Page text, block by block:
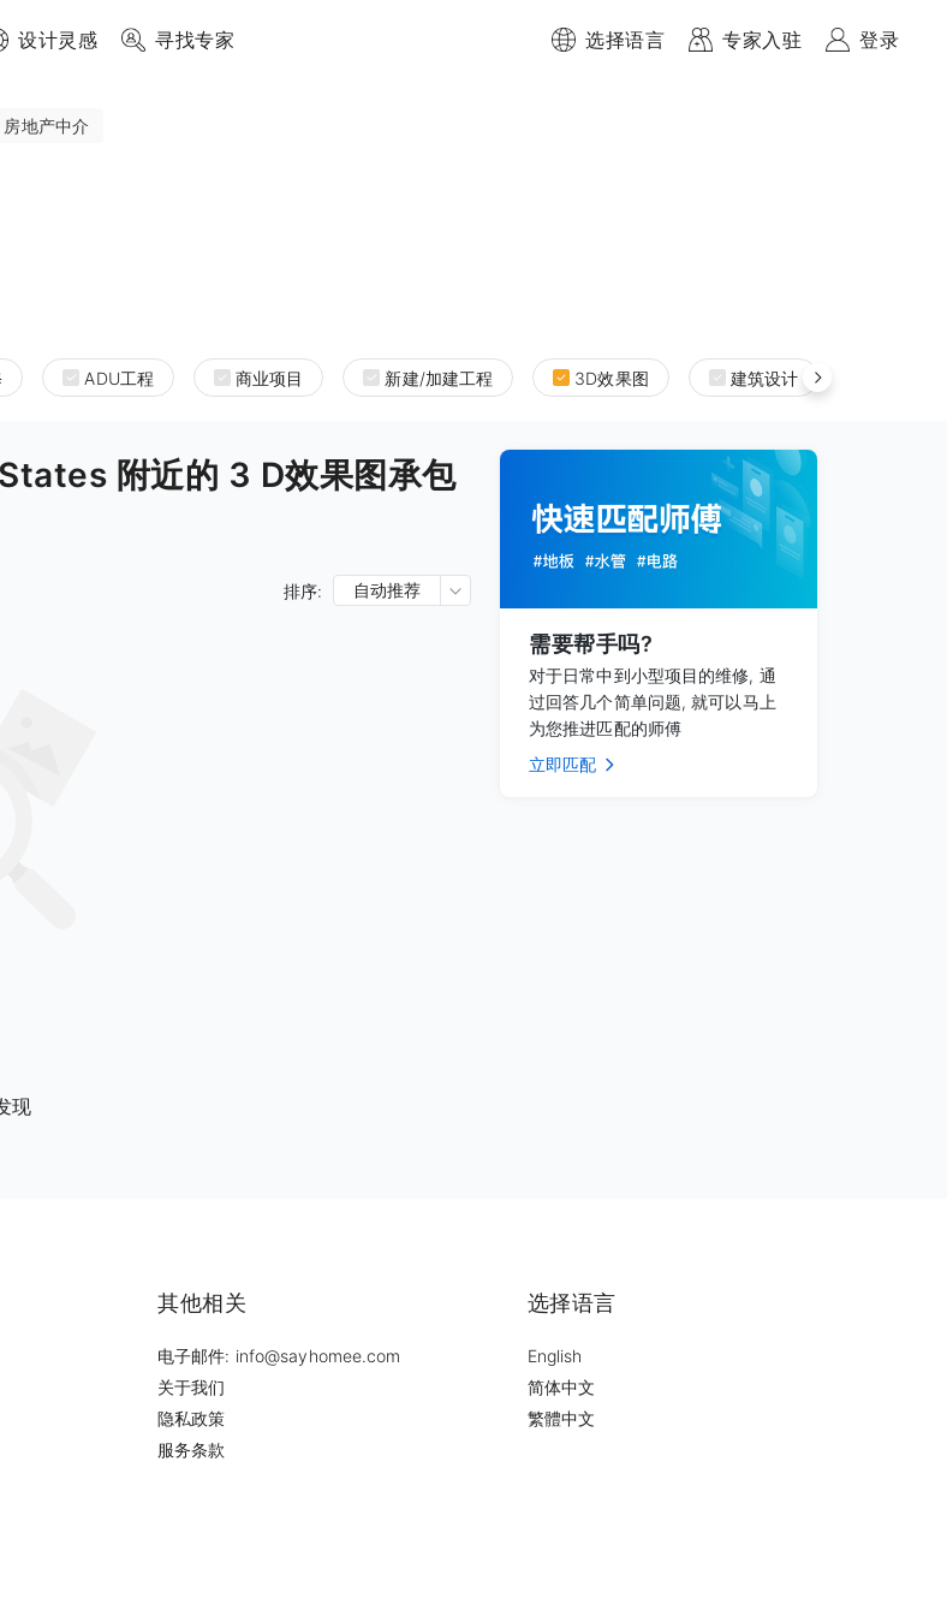
设计灵感 寻找专家 选择语言 专家入驻 登录
房地产中介
ADU工程 商业项目 新建/加建工程 3D效果图 建筑设计
附近的 3 D效果图承包
排序: 自动推荐
现
需要帮手吗?
对于日常中到小型项目的维修, 通
过回答几个简单问题, 就可以马上
为您推进匹配的师傅
立即匹配
其他相关
电子邮件: info@sayhomee.com
关于我们
隐私政策
服务条款
选择语言
English
简体中文
繁體中文